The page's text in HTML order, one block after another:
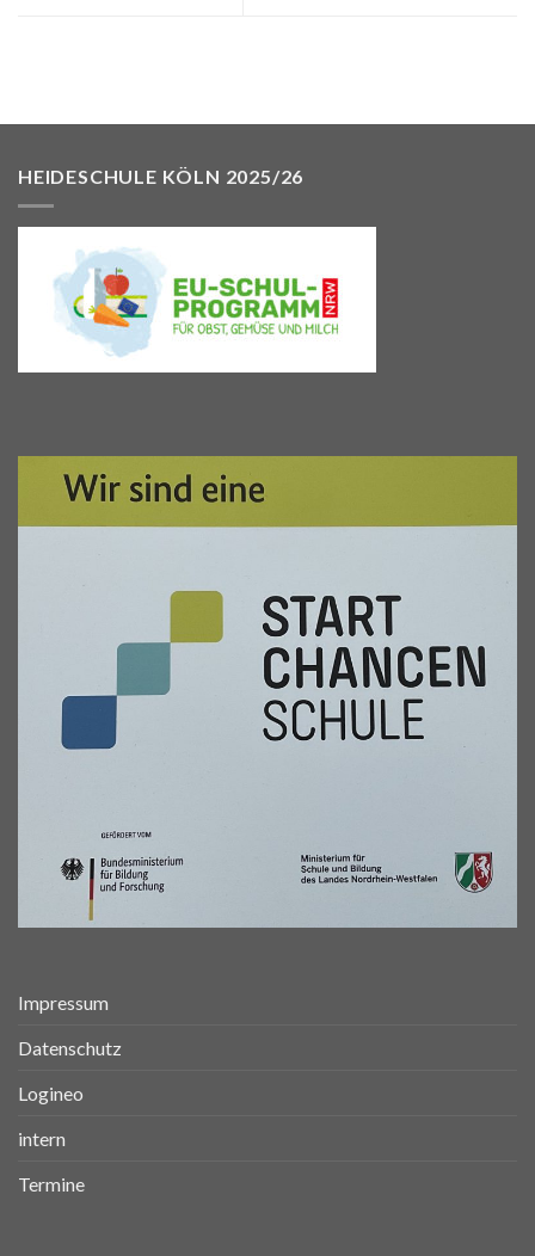
HEIDESCHULE KÖLN 2025/26
Impressum
Datenschutz
Logineo
intern
Termine